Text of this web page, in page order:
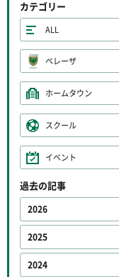
カテゴリー
ALL
ベレーザ
ホームタウン
スクール
イベント
過去の記事
2026
2025
2024